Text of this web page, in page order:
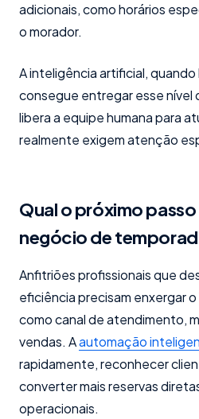
adicionais, como horários
o morador.
A inteligência artificial,
consegue entregar esse nível
libera a equipe humana para
realmente exigem atenção
Qual o próximo passo
negócio de
Anfitriões profissionais que
eficiência precisam enxergar
como canal de atendimento,
vendas. Aautomação
rapidamente, reconhecer
converter mais reservas
operacionais.